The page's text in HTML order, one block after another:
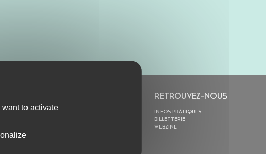
ACTION CULTURELLE
RETROUVEZ-NOUS
INFOS PRATIQUES
BILLETTERIE
WEBZINE
to activate